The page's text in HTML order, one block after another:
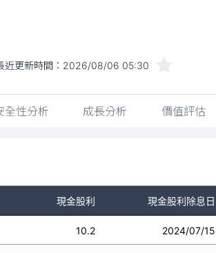
近更新時間： 2026/08/06 05:30
全性分析 成長分析 價值評估
現金股利 現金股利除息日
10.2 2024/07/15